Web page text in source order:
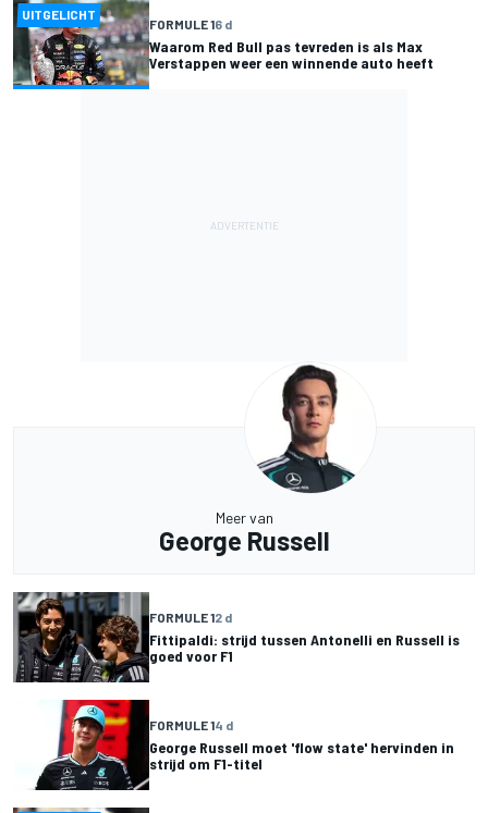
UITGELICHT
FORMULE 16 d
Waarom Red Bull pas tevreden is als Max
Verstappen weer een winnende auto heeft
Meer van
George Russell
FORMULE 12 d
Fittipaldi: strijd tussen Antonelli en Russell is
goed voor F1
FORMULE 14 d
George Russell moet 'flow state' hervinden in
strijd om F1-titel